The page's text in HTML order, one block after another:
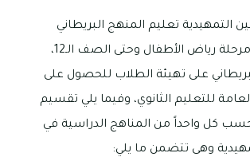
التمهيدية تعليم المنهج البريطاني
للطلاب بداية من مرحلة رياض الأطفال وحتى الصف الـ12،
على تهيئة الطلاب للحصول على
للتعليم الثانوي، وفيما يلي تقسيم
كل واحداً من المناهج الدراسية في
وهى تتضمن ما يلي: